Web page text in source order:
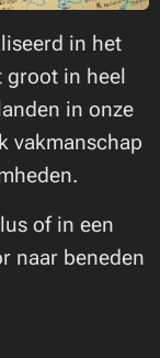
in het
groot in heel
in onze
vakmanschap
of in een
naar beneden